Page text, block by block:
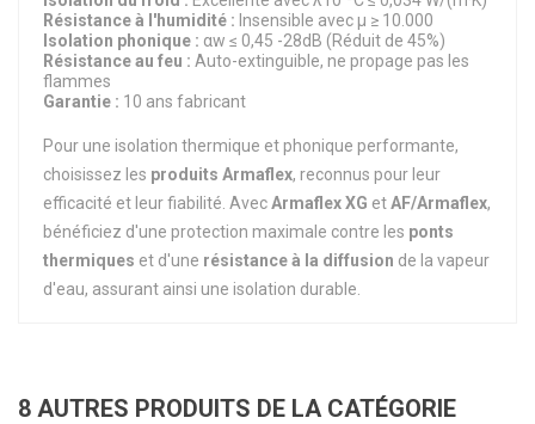
Résistance à l'humidité : Insensible avec μ ≥ 10.000
Isolation phonique : αw ≤ 0,45 -28dB (Réduit de 45%)
Résistance au feu : Auto-extinguible, ne propage pas les
flammes
Garantie : 10 ans fabricant
Pour une isolation thermique et phonique performante,
choisissez les produits Armaflex, reconnus pour leur
efficacité et leur fiabilité. AvecArmaflex XG etAF/Armaflex,
bénéficiez d'une protection maximale contre les ponts
thermiques et d'une résistance à la diffusion de la vapeur
d'eau, assurant ainsi une isolation durable.
8 AUTRES PRODUITS DE LA CATÉGORIE